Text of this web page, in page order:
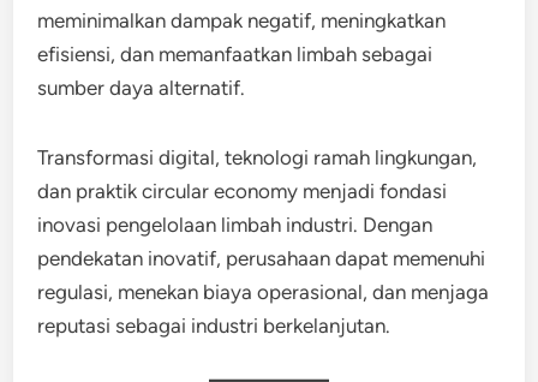
meminimalkan dampak negatif, meningkatkan
efisiensi, dan memanfaatkan limbah sebagai
sumber daya alternatif.
Transformasi digital, teknologi ramah lingkungan,
dan praktik circular economy menjadi fondasi
inovasi pengelolaan limbah industri. Dengan
pendekatan inovatif, perusahaan dapat memenuhi
regulasi, menekan biaya operasional, dan menjaga
reputasi sebagai industri berkelanjutan.